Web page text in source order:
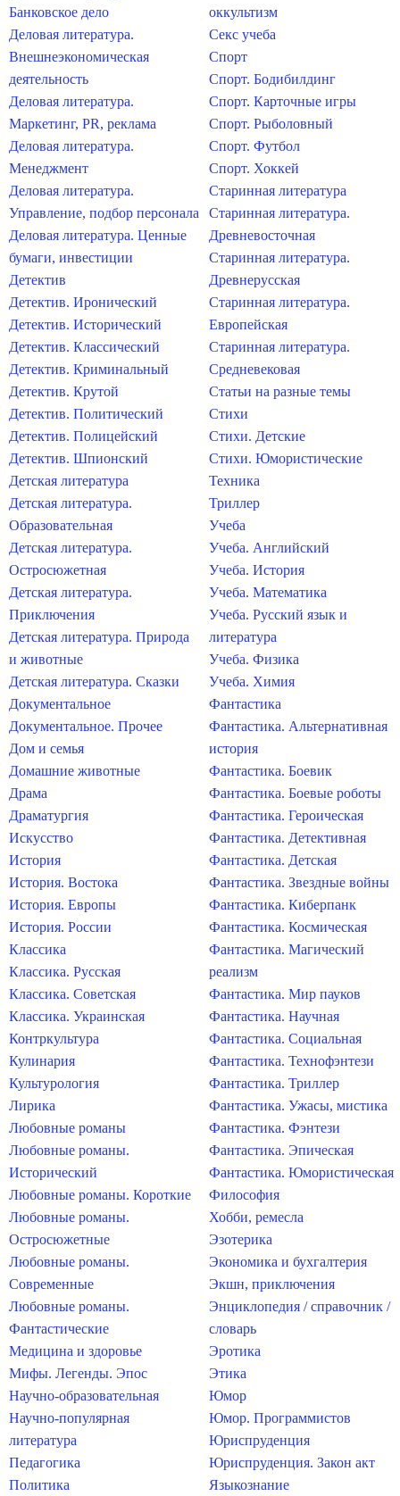
Банковское дело
Деловая литература.
Внешнеэкономическая
деятельность
Деловая литература.
Маркетинг, PR, реклама
Деловая литература.
Менеджмент
Деловая литература.
Управление, подбор персонала
Деловая литература. Ценные
бумаги, инвестиции
Детектив
Детектив. Иронический
Детектив. Исторический
Детектив. Классический
Детектив. Криминальный
Детектив. Крутой
Детектив. Политический
Детектив. Полицейский
Детектив. Шпионский
Детская литература
Детская литература.
Образовательная
Детская литература.
Остросюжетная
Детская литература.
Приключения
Детская литература. Природа
и животные
Детская литература. Сказки
Документальное
Документальное. Прочее
Дом и семья
Домашние животные
Драма
Драматургия
Искусство
История
История. Востока
История. Европы
История. России
Классика
Классика. Русская
Классика. Советская
Классика. Украинская
Контркультура
Кулинария
Культурология
Лирика
Любовные романы
Любовные романы.
Исторический
Любовные романы. Короткие
Любовные романы.
Остросюжетные
Любовные романы.
Современные
Любовные романы.
Фантастические
Медицина и здоровье
Мифы. Легенды. Эпос
Научно-образовательная
Научно-популярная
литература
Педагогика
Политика
оккультизм
Секс учеба
Спорт
Спорт. Бодибилдинг
Спорт. Карточные игры
Спорт. Рыболовный
Спорт. Футбол
Спорт. Хоккей
Старинная литература
Старинная литература.
Древневосточная
Старинная литература.
Древнерусская
Старинная литература.
Европейская
Старинная литература.
Средневековая
Статьи на разные темы
Стихи
Стихи. Детские
Стихи. Юмористические
Техника
Триллер
Учеба
Учеба. Английский
Учеба. История
Учеба. Математика
Учеба. Русский язык и
литература
Учеба. Физика
Учеба. Химия
Фантастика
Фантастика. Альтернативная
история
Фантастика. Боевик
Фантастика. Боевые роботы
Фантастика. Героическая
Фантастика. Детективная
Фантастика. Детская
Фантастика. Звездные войны
Фантастика. Киберпанк
Фантастика. Космическая
Фантастика. Магический
реализм
Фантастика. Мир пауков
Фантастика. Научная
Фантастика. Социальная
Фантастика. Технофэнтези
Фантастика. Триллер
Фантастика. Ужасы, мистика
Фантастика. Фэнтези
Фантастика. Эпическая
Фантастика. Юмористическая
Философия
Хобби, ремесла
Эзотерика
Экономика и бухгалтерия
Экшн, приключения
Энциклопедия / справочник /
словарь
Эротика
Этика
Юмор
Юмор. Программистов
Юриспруденция
Юриспруденция. Закон акт
Языкознание